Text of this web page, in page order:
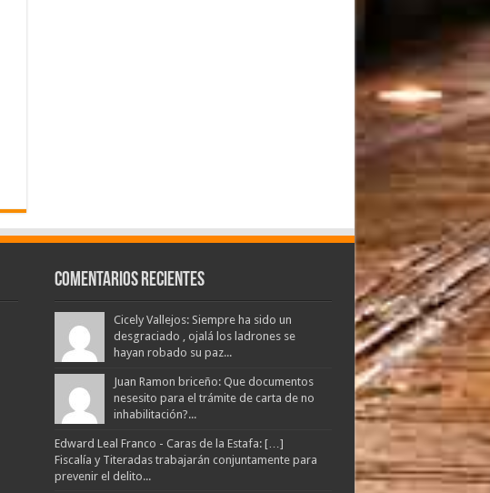
Comentarios Recientes
Cicely Vallejos: Siempre ha sido un
desgraciado , ojalá los ladrones se
hayan robado su paz...
Juan Ramon briceño: Que documentos
nesesito para el trámite de carta de no
inhabilitación?...
Edward Leal Franco - Caras de la Estafa: […]
Fiscalía y Titeradas trabajarán conjuntamente para
prevenir el delito...